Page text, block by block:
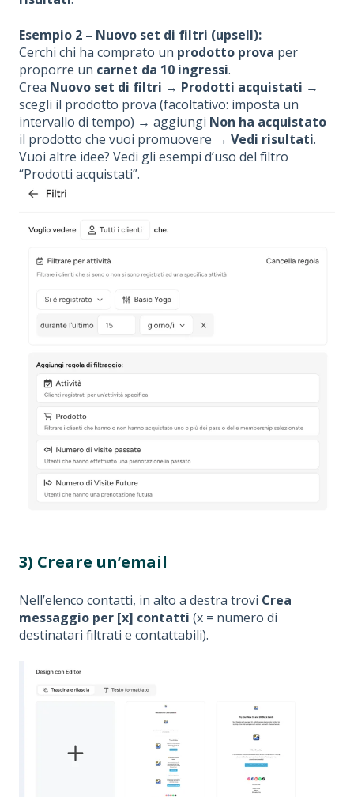
Esempio 2 – Nuovo set di filtri (upsell):
Cerchi chi ha comprato un prodotto prova per
proporre un carnet da 10 ingressi.
Crea Nuovo set di filtri → Prodotti acquistati →
scegli il prodotto prova (facoltativo: imposta un
intervallo di tempo) → aggiungi Non ha acquistato
il prodotto che vuoi promuovere → Vedi risultati.
Vuoi altre idee? Vedi gli esempi d’uso del filtro
“Prodotti acquistati”.
3) Creare un’email
Nell’elenco contatti, in alto a destra trovi Crea
messaggio per [x] contatti (x = numero di
destinatari filtrati e contattabili).